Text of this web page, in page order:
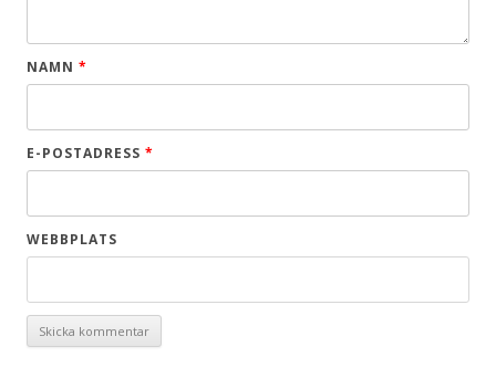
NAMN *
E-POSTADRESS *
WEBBPLATS